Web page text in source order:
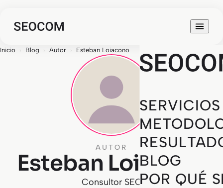
SERVICIOS
BLOG
POR QUÉ
Inicio › Blog › Autor › Esteban Loiacono
AUTOR
Esteban Loiacono
Consultor SEO